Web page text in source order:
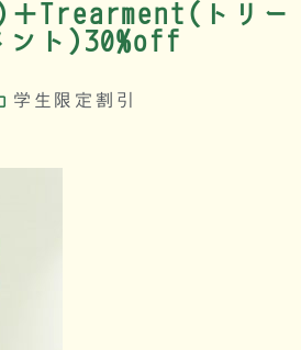
Trearment(トリー
ント)30%off
学生限定割引